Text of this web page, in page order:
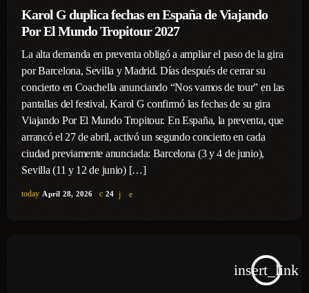
Karol G duplica fechas en España de Viajando
Por El Mundo Tropitour 2027
La alta demanda en preventa obligó a ampliar el paso de la gira
por Barcelona, Sevilla y Madrid. Días después de cerrar su
concierto en Coachella anunciando “Nos vamos de tour” en las
pantallas del festival, Karol G confirmó las fechas de su gira
Viajando Por El Mundo Tropitour. En España, la preventa, que
arrancó el 27 de abril, activó un segundo concierto en cada
ciudad previamente anunciada: Barcelona (3 y 4 de junio),
Sevilla (11 y 12 de junio) […]
today April 28, 2026 24
insert_link